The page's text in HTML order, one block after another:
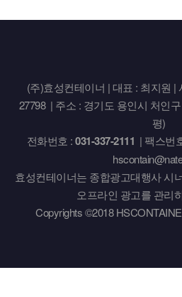
(주)효성컨테이너 | 대표 : 최지원 |
27798 | 주소 : 경기도 용인시 처인
평)
전화번호 :031-337-2111 | 팩스번
효성컨테이너는 종합광고대행사 시
오프라인 광고를 관리
Copyrights ©2018